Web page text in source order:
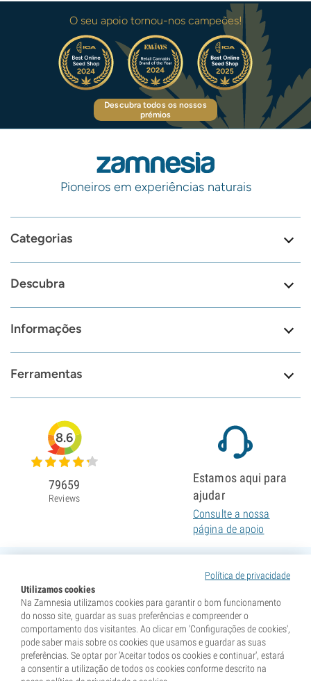
O seu apoio tornou-nos campeões!
Descubra todos os nossos
prémios
Pioneiros em experiências naturais
Categorias
Descubra
Informações
Ferramentas
Política de privacidade
Utilizamos cookies
Na Zamnesia utilizamos cookies para garantir o bom funcionamento
do nosso site, guardar as suas preferências e compreender o
comportamento dos visitantes. Ao clicar em 'Configurações de cookies',
pode saber mais sobre os cookies que usamos e guardar as suas
preferências. Se optar por 'Aceitar todos os cookies e continuar', estará
a consentir a utilização de todos os cookies conforme descrito na
8.6
79659
Reviews
Estamos aqui para
ajudar
Consulte a nossa
página de apoio